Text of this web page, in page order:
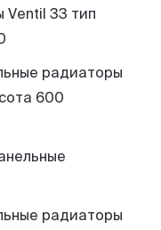
Ventil 33 тип
радиаторы
600
радиаторы